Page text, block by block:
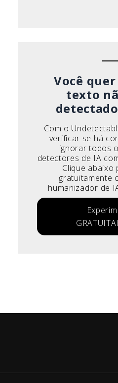
Você
texto
Com o
verificar se há
ignorar todos
detectores de IA
Clique abaixo
gratuitamente
humanizador de